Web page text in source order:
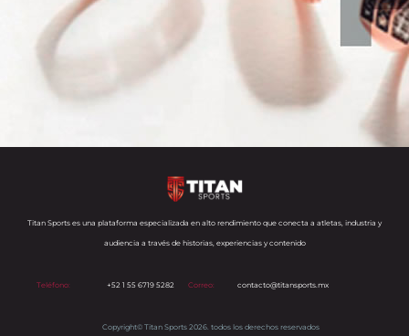
Titan Sports es una plataforma especializada en alto rendimiento que conecta a atletas, industria y
audiencia a través de historias, experiencias y contenido
Teléfono: +52 1 55 6719 5282 Correo: contacto@titansports.mx
Copyright© Titan Sports 2026. todos los derechos reservados